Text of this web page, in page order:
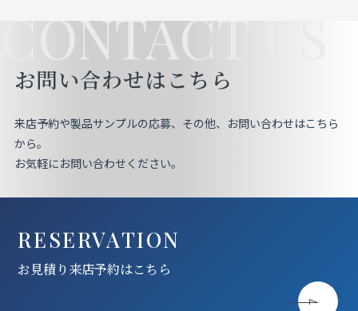
CONTACT US
お問い合わせはこちら
来店予約や製品サンプルの応募、その他、お問い合わせはこちら
から。
お気軽にお問い合わせください。
RESERVATION
お見積り来店予約はこちら